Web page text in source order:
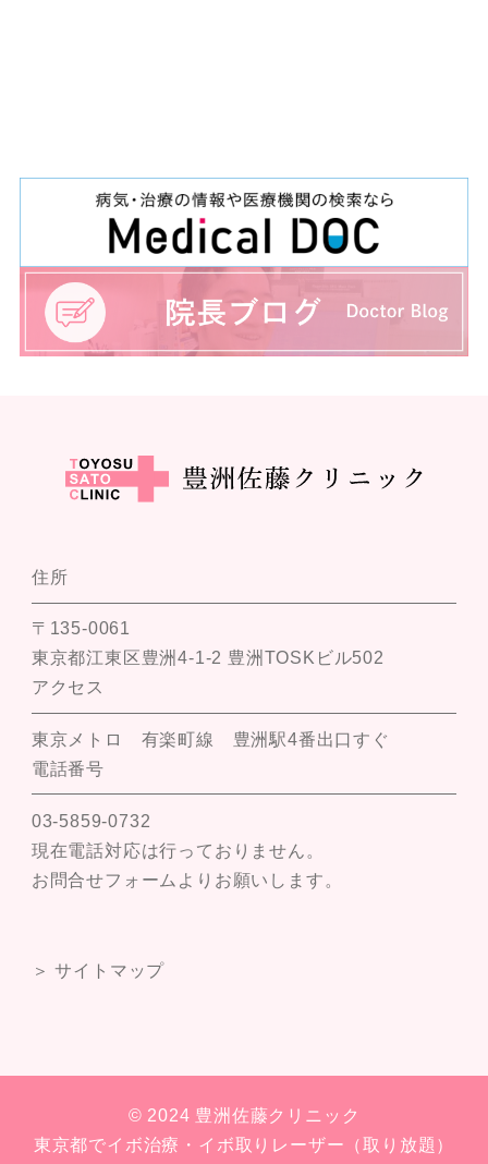
住所
〒135-0061
東京都江東区豊洲4-1-2 豊洲TOSKビル502
アクセス
東京メトロ 有楽町線 豊洲駅4番出口すぐ
電話番号
03-5859-0732
現在電話対応は行っておりません。
お問合せフォームよりお願いします。
＞ サイトマップ
© 2024 豊洲佐藤クリニック
東京都でイボ治療・イボ取りレーザー（取り放題）